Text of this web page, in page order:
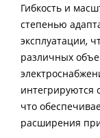
Гибкость и
степенью
эксплуатации,
различных
интегрируются
что
расширения